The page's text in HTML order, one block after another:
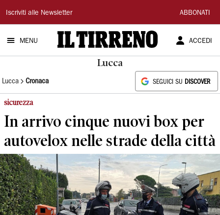
Il
Tirreno
Iscriviti alle Newsletter ABBONATI
MENU ACCEDI
Lucca
Lucca Cronaca SEGUICI SU DISCOVER
sicurezza
In arrivo cinque nuovi box per
autovelox nelle strade della città